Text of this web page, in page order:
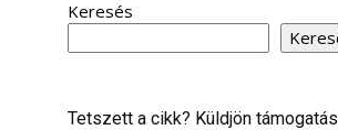
Keresés
Tetszett a cikk? Küldjön